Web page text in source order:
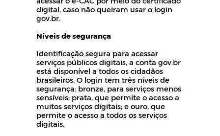
digital, caso não queiram usar o login
gov.br.
Níveis de segurança
Identificação segura para acessar
serviços públicos digitais, a conta gov.br
está disponível a todos os cidadãos
brasileiros. O login tem três níveis de
segurança: bronze, para serviços menos
sensíveis; prata, que permite o acesso a
muitos serviços digitais; e ouro, que
permite o acesso a todos os serviços
digitais.